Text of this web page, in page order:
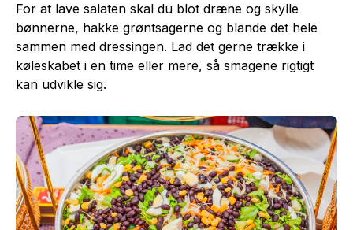
For at lave salaten skal du blot dræne og skylle
bønnerne, hakke grøntsagerne og blande det hele
sammen med dressingen. Lad det gerne trække i
køleskabet i en time eller mere, så smagene rigtigt
kan udvikle sig.